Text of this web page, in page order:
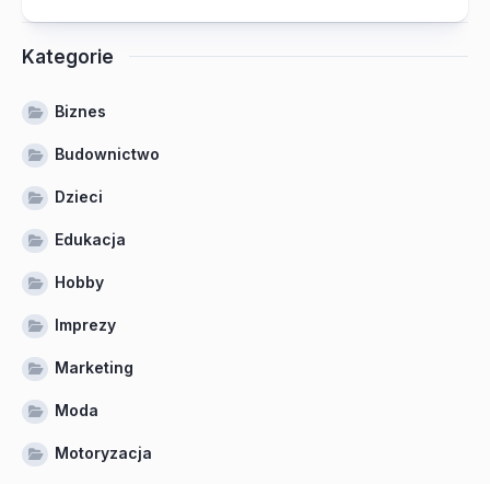
Kategorie
Biznes
Budownictwo
Dzieci
Edukacja
Hobby
Imprezy
Marketing
Moda
Motoryzacja